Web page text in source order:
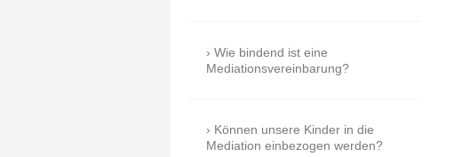
Wie bindend ist eine
Mediationsvereinbarung?
Können unsere Kinder in die
Mediation einbezogen werden?